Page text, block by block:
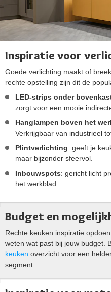
Inspiratie voor
Goede verlichting maakt of
rechte opstelling zijn dit de
LED-strips onder
zorgt voor een mooie
Hanglampen boven het
Verkrijgbaar van industrieel
Plintverlichting: geeft je
maar bijzonder sfeervol.
Inbouwspots: gericht licht
het werkblad.
Budget en
Rechte keuken inspiratie
weten wat past bij jouw budget.
keuken overzicht voor een
segment.